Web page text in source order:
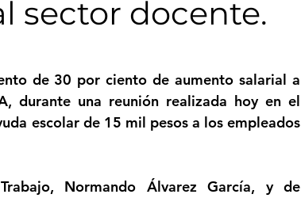
Historias Economía Politica
Tenis de Mesa
Cultura
sector docente.
de 30 por ciento de aumento salarial a
durante una reunión realizada hoy en el
escolar de 15 mil pesos a los empleados
Normando Álvarez García, y de